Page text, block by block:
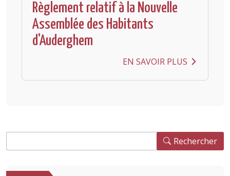
Règlement relatif à la Nouvelle
Assemblée des Habitants
d'Auderghem
EN SAVOIR PLUS
Rechercher